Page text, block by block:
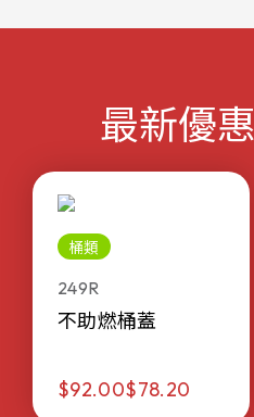
最新優惠
桶類
249R
不助燃桶蓋
$92.00$78.20